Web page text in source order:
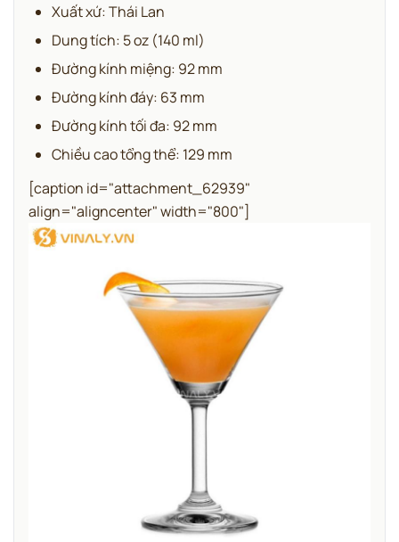
Xuất xứ: Thái Lan
Dung tích: 5 oz (140 ml)
Đường kính miệng: 92 mm
Đường kính đáy: 63 mm
Đường kính tối đa: 92 mm
Chiều cao tổng thể: 129 mm
[caption id="attachment_62939"
align="aligncenter" width="800"]